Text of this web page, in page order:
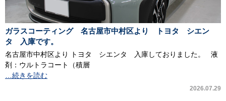
ガラスコーティング 名古屋市中村区より トヨタ シエン
タ 入庫です。
名古屋市中村区より トヨタ シエンタ 入庫しておりました。 液
剤：ウルトラコート（積層
…続きを読む
2026.07.29